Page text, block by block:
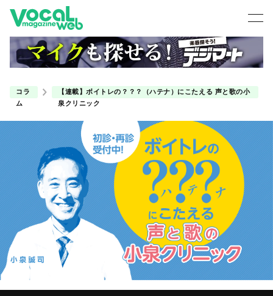
コラ
ム
【連載】ボイトレの？？？（ハテナ）にこたえる 声と歌の小
泉クリニック